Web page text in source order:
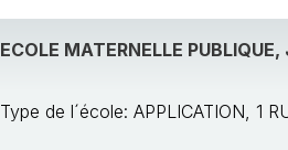
ECOLE MATERNELLE PUBLIQUE,
Type de l´école: APPLICATION, 1